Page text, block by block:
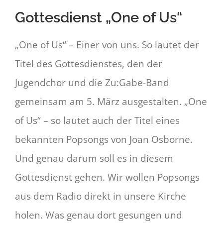
Gottesdienst „One of Us“
„One of Us“ – Einer von uns. So lautet der
Titel des Gottesdienstes, den der
Jugendchor und die Zu:Gabe-Band
gemeinsam am 5. März ausgestalten. „One
of Us“ – so lautet auch der Titel eines
bekannten Popsongs von Joan Osborne.
Und genau darum soll es in diesem
Gottesdienst gehen. Wir wollen Popsongs
aus dem Radio direkt in unsere Kirche
holen. Was genau dort gesungen und